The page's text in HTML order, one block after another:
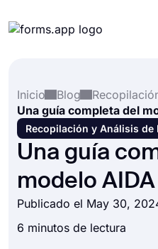
Integraciones
Plantillas
Recursos
Precios
Inicio
Blog
Recopilación y Análisis de
Una guía
modelo AIDA
Publicado el May 30,
6 minutos de lectura